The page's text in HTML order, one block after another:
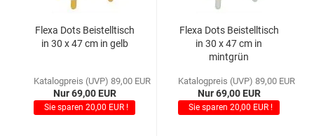
Flexa Dots Beistelltisch
in 30 x 47 cm in gelb
Katalogpreis (UVP) 89,00 EUR
Nur 69,00 EUR
Sie sparen 20,00 EUR !
Flexa Dots Beistelltisch
in 30 x 47 cm in
mintgrün
Katalogpreis (UVP) 89,00 EUR
Nur 69,00 EUR
Sie sparen 20,00 EUR !